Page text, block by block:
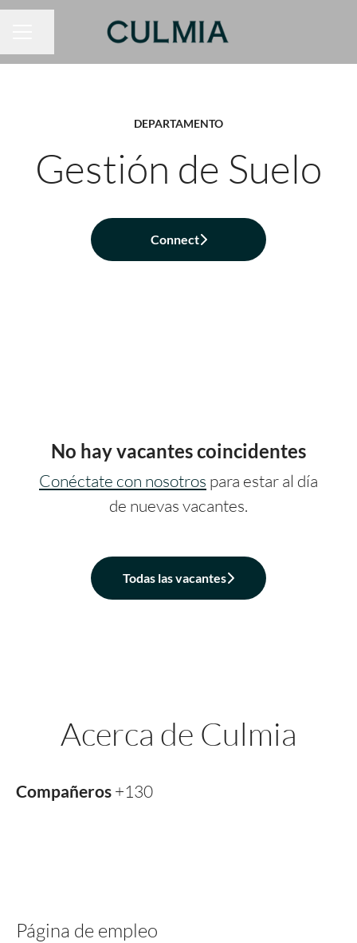
MENÚ DE EMPLEO
Compartir página
DEPARTAMENTO
Gestión de Suelo
Connect
No hay vacantes coincidentes
Conéctate con nosotros para estar al día
de nuevas vacantes.
Todas las vacantes
Acerca de Culmia
Compañeros +130
Página de empleo